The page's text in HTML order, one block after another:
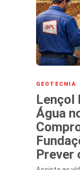
GEOTECNIA
Lençol
Água
Prever